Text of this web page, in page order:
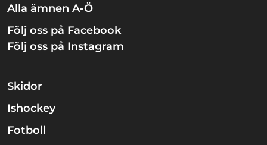
Alla ämnen A-Ö
Följ oss på Facebook
Följ oss på Instagram
Skidor
Ishockey
Fotboll